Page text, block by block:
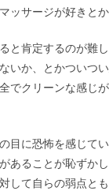
ッサージが好きとか
と肯定するのが難
いか、とかついつ
でクリーンな感じ
目に恐怖を感じて
あることが恥ずか
して自らの弱点と